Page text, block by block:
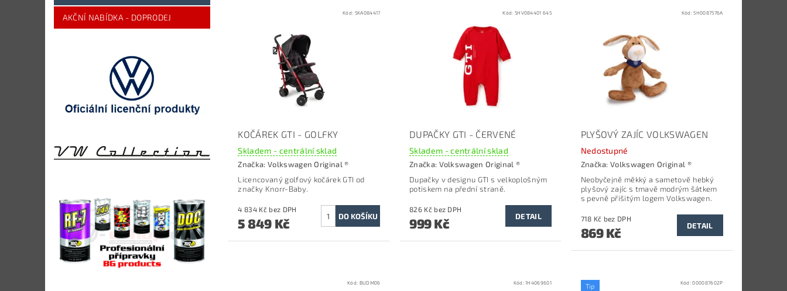
AKČNÍ NABÍDKA - DOPRODEJ Kód: 5KA084417
KOČÁREK GTI - GOLFKY
Skladem - centrální sklad
Značka: Volkswagen Original ®
Licencovaný golfový kočárek GTI od
značky Knorr-Baby.
4 834 Kč bez DPH
5 849 Kč
Kód: 5HV084401 645
DUPAČKY GTI - ČERVENÉ
Skladem - centrální sklad
Značka: Volkswagen Original ®
Dupačky v designu GTI s velkoplošným
potiskem na přední straně.
826 Kč bez DPH
999 Kč DETAIL
Kód:5H0087576A
PLYŠOVÝ ZAJÍC VOLKSWAGEN
Nedostupné
Značka:Volkswagen Original ®
Neobyčejně měkký a sametově hebký
plyšový zajíc s tmavě modrým šátkem
s pevně přišitým logem Volkswagen.
718 Kč bez DPH
869 Kč DETAIL
Kód: BUDM06 Kód:1H4069601 Tip Kód:000087602P